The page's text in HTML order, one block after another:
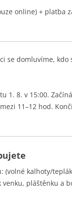
online) + platba
se domluvíme, kdo
1. 8. v 15:00.
11–12 hod.
(volné kalhoty/
pláštěnku a